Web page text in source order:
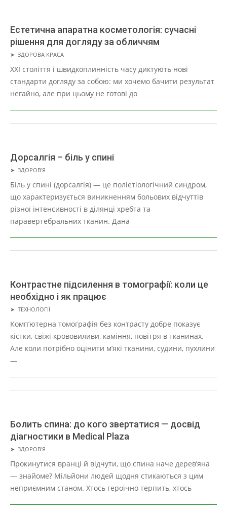
Естетична апаратна косметологія: сучасні
рішення для догляду за обличчям
2026-
02-
25
➤ ЗДОРОВА КРАСА
ХХІ століття і швидкоплинність часу диктують нові
стандарти догляду за собою: ми хочемо бачити результат
негайно, але при цьому не готові до
Дорсалгія – біль у спині
2026-
02-
11
➤ ЗДОРОВ'Я
Біль у спині (дорсалгія) — це поліетіологічний синдром,
що характеризується виникненням больових відчуттів
різної інтенсивності в ділянці хребта та
паравертебральних тканин. Дана
Контрастне підсилення в томографії: коли це
необхідно і як працює
2026-
02-
04
➤ ТЕХНОЛОГІЇ
Комп’ютерна томографія без контрасту добре показує
кістки, свіжі крововиливи, каміння, повітря в тканинах.
Але коли потрібно оцінити м’які тканини, судини, пухлини
—
Болить спина: до кого звертатися — досвід
діагностики в Medical Plaza
2026-
02-
➤ ЗДОРОВ'Я
Прокинутися вранці й відчути, що спина наче дерев’яна
— знайоме? Мільйони людей щодня стикаються з цим
неприємним станом. Хтось героїчно терпить, хтось